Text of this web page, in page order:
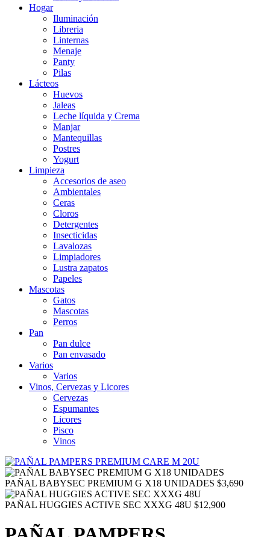
Hogar
Iluminación
Libreria
Linternas
Menaje
Panty
Pilas
Lácteos
Huevos
Jaleas
Leche líquida y Crema
Manjar
Mantequillas
Postres
Yogurt
Limpieza
Accesorios de aseo
Ambientales
Ceras
Cloros
Detergentes
Insecticidas
Lavalozas
Limpiadores
Lustra zapatos
Papeles
Mascotas
Gatos
Mascotas
Perros
Pan
Pan dulce
Pan envasado
Varios
Varios
Vinos, Cervezas y Licores
Cervezas
Espumantes
Licores
Pisco
Vinos
PAÑAL BABYSEC PREMIUM G X18 UNIDADES $3,690
PAÑAL HUGGIES ACTIVE SEC XXXG 48U $12,900